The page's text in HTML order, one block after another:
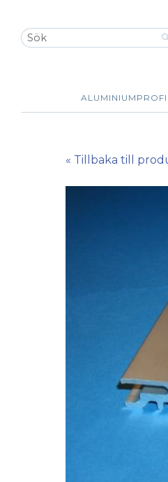
« Tillbaka till